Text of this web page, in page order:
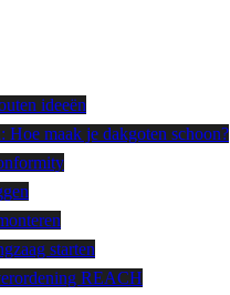
ideeën
Hoe maak je dakgoten schoon?
starten
REACH